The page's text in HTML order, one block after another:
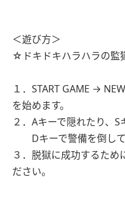
＜遊び方＞
☆ドキドキハラハラの監
１．START GAME →
を始めます。
２．Aキーで隠れたり、S
Dキーで警備を倒して
３．脱獄に成功するため
ださい。